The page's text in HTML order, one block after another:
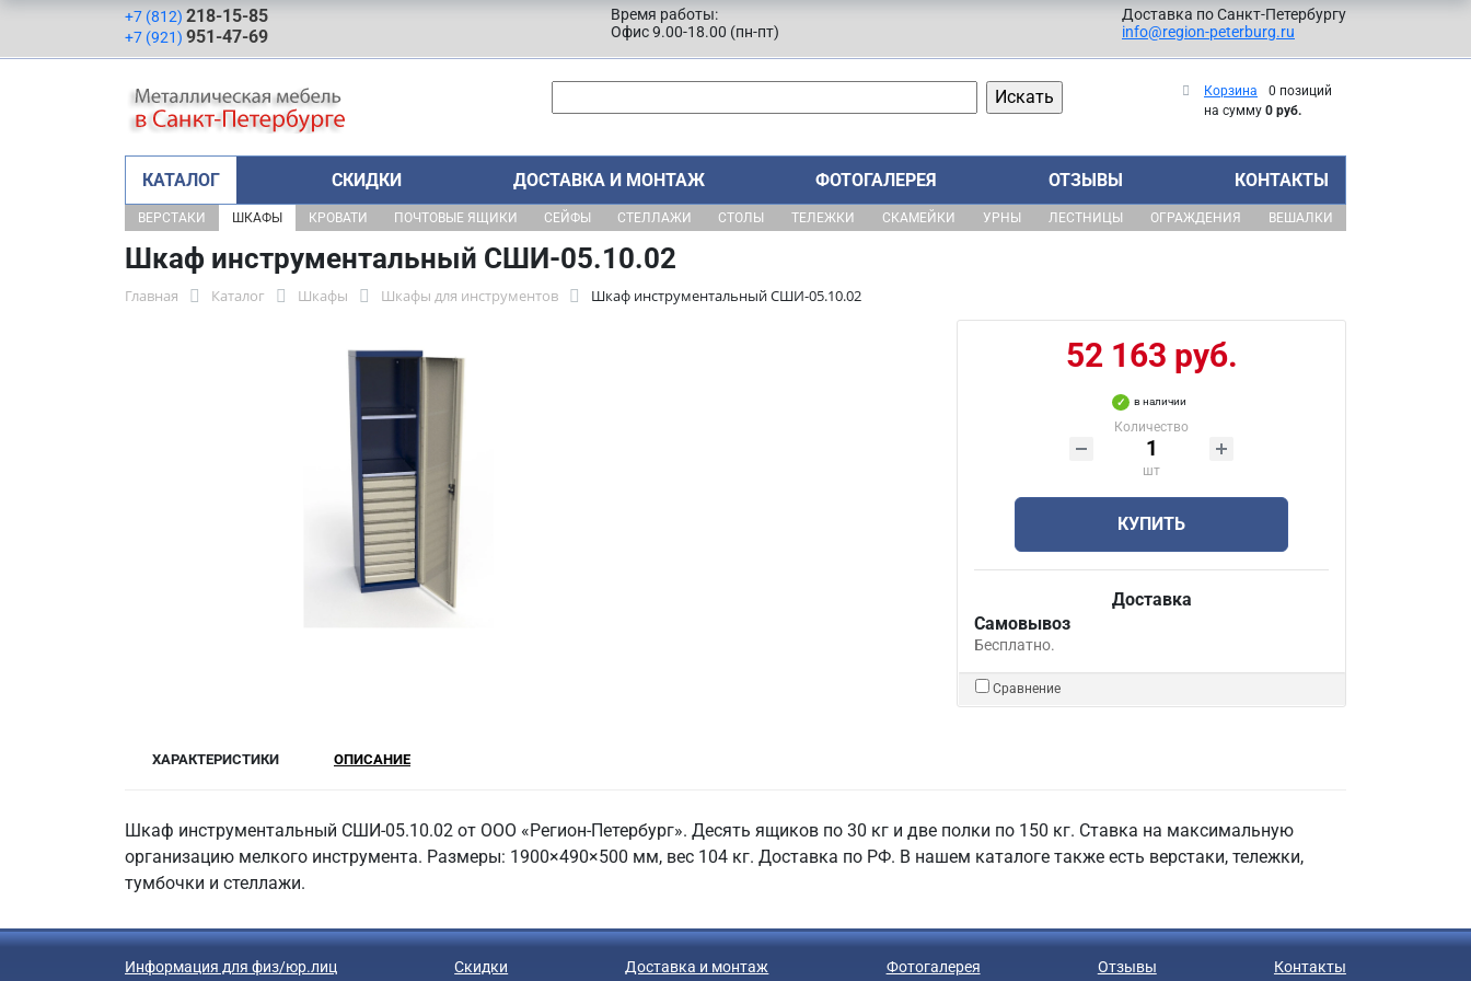
+7 (812) 218-15-85
+7 (921) 951-47-69
Время работы:
Офис 9.00-18.00 (пн-пт)
Доставка по Санкт-Петербургу
info@region-peterburg.ru
Корзина
0 позиций
на сумму 0 руб.
КАТАЛОГ СКИДКИ ДОСТАВКА И МОНТАЖ ФОТОГАЛЕРЕЯ ОТЗЫВЫ КОНТАКТЫ
ВЕРСТАКИ ШКАФЫ КРОВАТИ ПОЧТОВЫЕ ЯЩИКИ СЕЙФЫ СТЕЛЛАЖИ СТОЛЫ ТЕЛЕЖКИ СКАМЕЙКИ УРНЫ ЛЕСТНИЦЫ ОГРАЖДЕНИЯ ВЕШАЛКИ
Шкаф инструментальный СШИ-05.10.02
Главная Каталог Шкафы Шкафы для инструментов Шкаф инструментальный СШИ-05.10.02
52 163 руб.
в наличии
Количество
шт
КУПИТЬ
Доставка
Самовывоз
Бесплатно.
Сравнение
ХАРАКТЕРИСТИКИ ОПИСАНИЕ
Шкаф инструментальный СШИ-05.10.02 от ООО «Регион-Петербург». Десять ящиков по 30 кг и две полки по 150 кг. Ставка на максимальную
организацию мелкого инструмента. Размеры: 1900×490×500 мм, вес 104 кг. Доставка по РФ. В нашем каталоге также есть верстаки, тележки,
тумбочки и стеллажи.
Информация для физ/юр.лиц Скидки Доставка и монтаж Фотогалерея Отзывы Контакты